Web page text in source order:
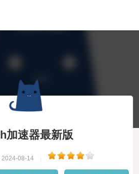
加速器最新版
2024-08-14